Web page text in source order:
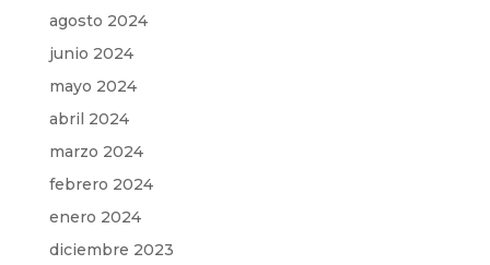
agosto 2024
junio 2024
mayo 2024
abril 2024
marzo 2024
febrero 2024
enero 2024
diciembre 2023